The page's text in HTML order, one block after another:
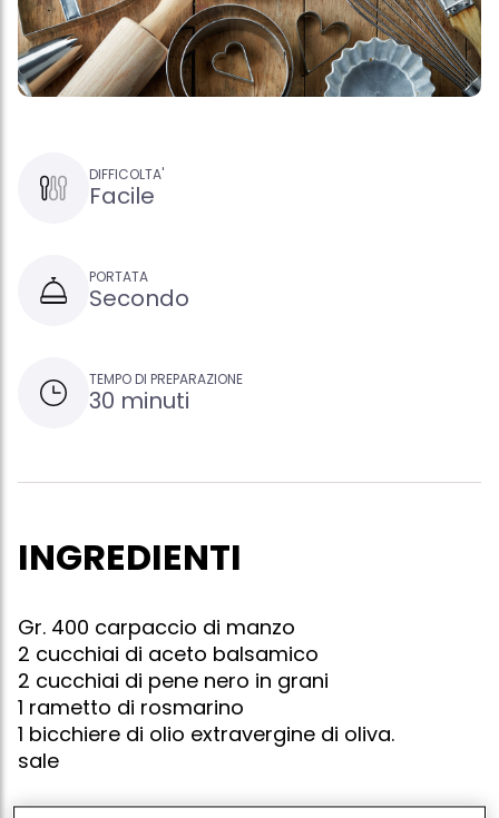
DIFFICOLTA'
Facile
PORTATA
Secondo
TEMPO DI PREPARAZIONE
30 minuti
INGREDIENTI
Gr. 400 carpaccio di manzo
2 cucchiai di aceto balsamico
2 cucchiai di pene nero in grani
1 rametto di rosmarino
1 bicchiere di olio extravergine di oliva.
sale